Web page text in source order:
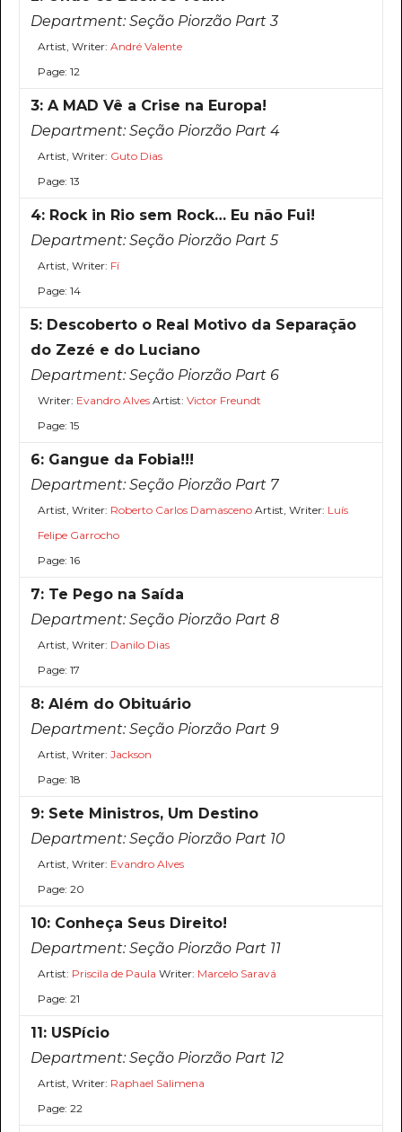
Department:Seção Piorzão Part 3
Artist, Writer: André Valente
Page: 12
3: A MAD Vê a Crise na Europa!
Department:Seção Piorzão Part 4
Artist, Writer: Guto Dias
Page: 13
4: Rock in Rio sem Rock… Eu não Fui!
Department:Seção Piorzão Part 5
Artist, Writer: Fí
Page: 14
5: Descoberto o Real Motivo da Separação
do Zezé e do Luciano
Department:Seção Piorzão Part 6
Writer: Evandro AlvesArtist: Victor Freundt
Page: 15
6: Gangue da Fobia!!!
Department:Seção Piorzão Part 7
Artist, Writer: Roberto Carlos DamascenoArtist, Writer: Luís
Felipe Garrocho
Page: 16
7: Te Pego na Saída
Department:Seção Piorzão Part 8
Artist, Writer: Danilo Dias
Page: 17
8: Além do Obituário
Department:Seção Piorzão Part 9
Artist, Writer: Jackson
Page: 18
9: Sete Ministros, Um Destino
Department:Seção Piorzão Part 10
Artist, Writer: Evandro Alves
Page: 20
10: Conheça Seus Direito!
Department:Seção Piorzão Part 11
Artist: Priscila de Paula Writer: Marcelo Saravá
Page: 21
11: USPício
Department:Seção Piorzão Part 12
Artist, Writer: Raphael Salimena
Page: 22